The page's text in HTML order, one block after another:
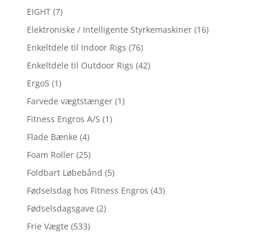
EIGHT (7)
Elektroniske / Intelligente Styrkemaskiner (16)
Enkeltdele til Indoor Rigs (76)
Enkeltdele til Outdoor Rigs (42)
ErgoS (1)
Farvede vægtstænger (1)
Fitness Engros A/S (1)
Flade Bænke (4)
Foam Roller (25)
Foldbart Løbebånd (5)
Fødselsdag hos Fitness Engros (43)
Fødselsdagsgave (2)
Frie Vægte (533)